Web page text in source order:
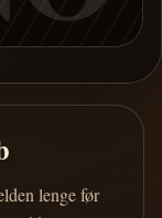
lenge før